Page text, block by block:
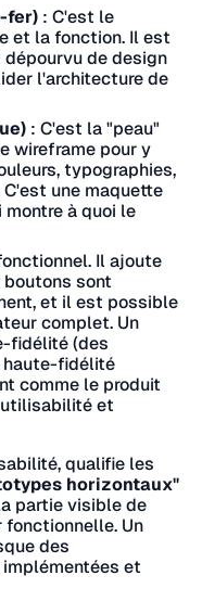
fer) : C'est le
et la fonction. Il est
de design
l'architecture de
: C'est la "peau"
wireframe pour y
typographies,
une maquette
à quoi le
Il ajoute
sont
et il est possible
complet. Un
fidélité (des
haute-fidélité
comme le produit
et
qualifie les
horizontaux"
partie visible de
fonctionnelle. Un
des
et